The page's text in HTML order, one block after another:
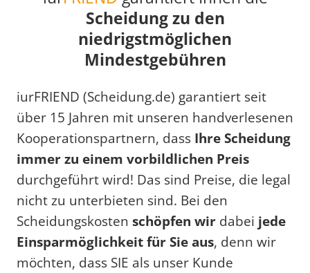
Scheidung zu den
niedrigstmöglichen
Mindestgebühren
iurFRIEND (Scheidung.de) garantiert seit
über 15 Jahren mit unseren handverlesenen
Kooperationspartnern, dass Ihre Scheidung
immer zu einem vorbildlichen Preis
durchgeführt wird! Das sind Preise, die legal
nicht zu unterbieten sind. Bei den
Scheidungskosten schöpfen wir dabei jede
Einsparmöglichkeit für Sie aus, denn wir
möchten, dass SIE als unser Kunde